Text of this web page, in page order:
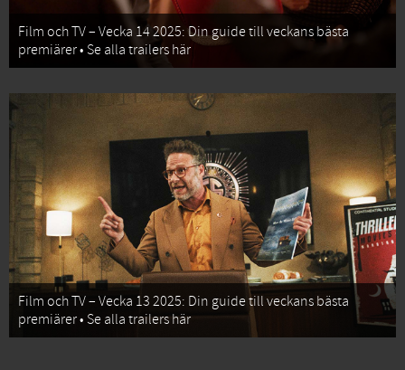
Film och TV – Vecka 14 2025: Din guide till veckans bästa
premiärer • Se alla trailers här
Film och TV – Vecka 13 2025: Din guide till veckans bästa
premiärer • Se alla trailers här